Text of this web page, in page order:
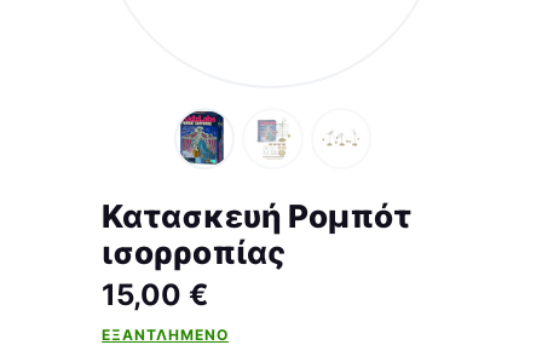
Κατασκευή Ρομπότ
ισορροπίας
15,00 €
ΕΞΑΝΤΛΗΜΈΝΟ